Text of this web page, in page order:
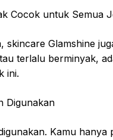
Cocok untuk Semua
Glamshine
terlalu berminyak,
ini.
Digunakan
Kamu